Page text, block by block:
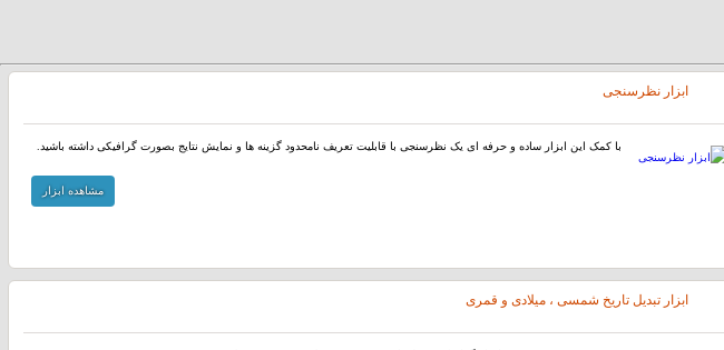
ابزار نظرسنجی
با کمک این ابزار ساده و حرفه ای یک نظرسنجی با قابلیت تعریف نامحدود گزینه ها و نمایش نتایج بصورت گرافیکی داشته باشید.
مشاهده ابزار
ابزار تبدیل تاریخ شمسی ، میلادی و قمری